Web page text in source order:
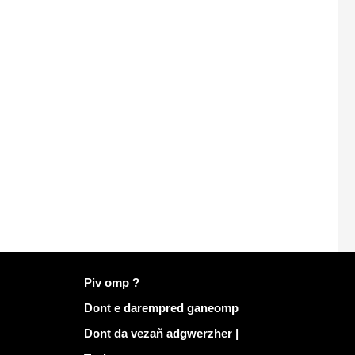
Muioc'h a ditouroù war Mailo
Piv omp ?
Dont e darempred ganeomp
Dont da vezañ adgwerzher |